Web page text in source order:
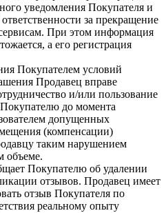
уведомления Покупателя и
за прекращение
При этом информация
а его регистрация
Покупателем условий
Продавец вправе
и/или пользование
до момента
допущенных
(компенсации)
таким нарушением
объеме.
Покупателю об удалении
отзывов. Продавец имеет
отзыв Покупателя по
реальному опыту